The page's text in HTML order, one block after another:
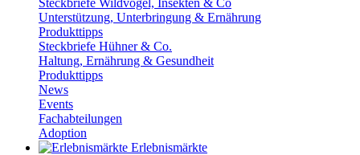
Steckbriefe Wildvögel, Insekten & Co
Unterstützung, Unterbringung & Ernährung
Produkttipps
Steckbriefe Hühner & Co.
Haltung, Ernährung & Gesundheit
Produkttipps
News
Events
Fachabteilungen
Adoption
Erlebnismärkte